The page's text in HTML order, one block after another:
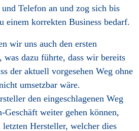
Telefon an und zog sich bis
einem korrekten Business bedarf.
wir uns auch den ersten
dazu führte, dass wir bereits
der aktuell vorgesehen Weg ohne
umsetzbar wäre.
den eingeschlagenen Weg
Geschäft weiter gehen können,
Hersteller, welcher dies